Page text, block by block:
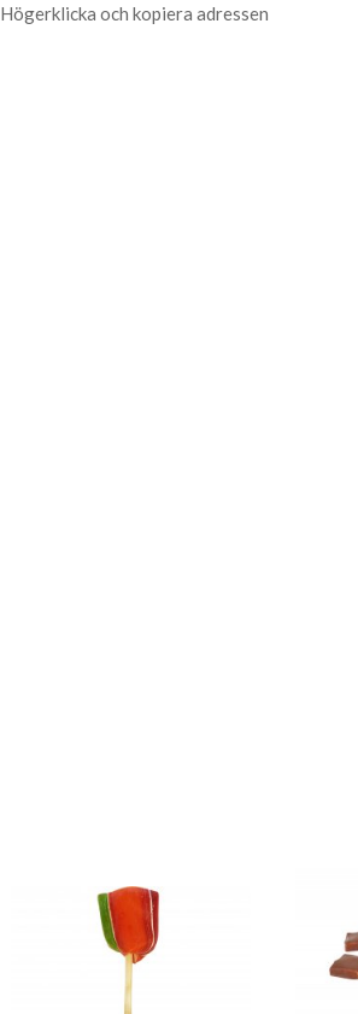
Högerklicka och kopiera adressen